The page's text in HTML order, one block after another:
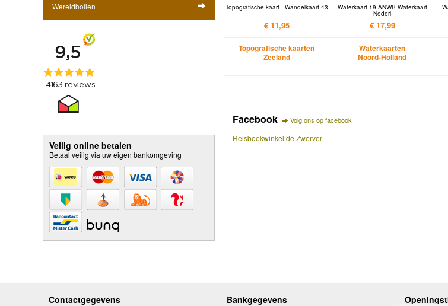
Wereldbollen
Veilig online betalen
Betaal veilig via uw eigen bankomgeving
Topografische kaart - Wandelkaart 43
€ 11,95
Topografische kaarten
Zeeland
Waterkaart 19 ANWB Waterkaart
Nederl
€ 17,99
Waterkaarten
Noord-Holland
Facebook Volg ons op facebook
Reisboekwinkel de Zwerver
Contactgegevens Bankgegevens